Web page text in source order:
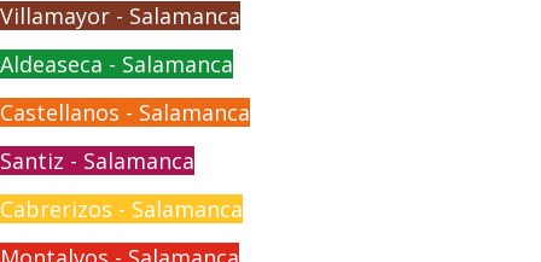
Villamayor - Salamanca
Aldeaseca - Salamanca
Castellanos - Salamanca
Santiz - Salamanca
Cabrerizos - Salamanca